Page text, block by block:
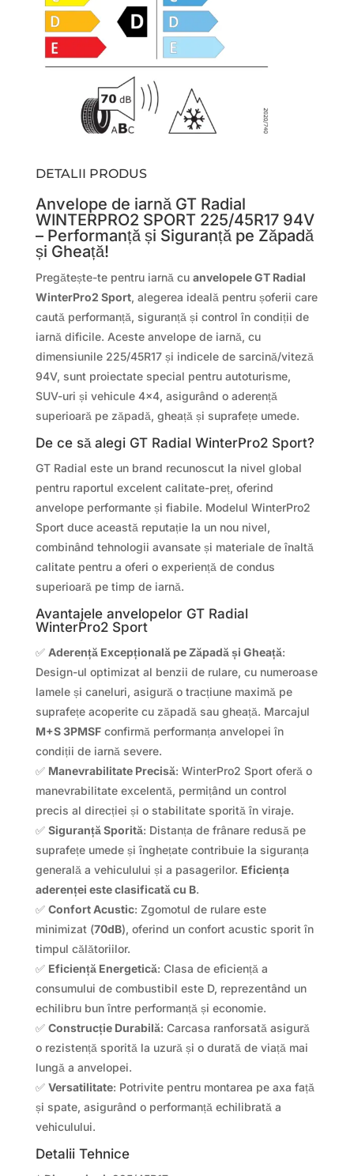
DETALII PRODUS
Anvelope de iarnă GT Radial
WINTERPRO2 SPORT 225/45R17 94V
– Performanță și Siguranță pe Zăpadă
și Gheață!
Pregătește-te pentru iarnă cu anvelopele GT Radial
WinterPro2 Sport, alegerea ideală pentru șoferii care
caută performanță, siguranță și control în condiții de
iarnă dificile. Aceste anvelope de iarnă, cu
dimensiunile 225/45R17 și indicele de sarcină/viteză
94V, sunt proiectate special pentru autoturisme,
SUV-uri și vehicule 4×4, asigurând o aderență
superioară pe zăpadă, gheață și suprafețe umede.
De ce să alegi GT Radial WinterPro2 Sport?
GT Radial este un brand recunoscut la nivel global
pentru raportul excelent calitate-preț, oferind
anvelope performante și fiabile. Modelul WinterPro2
Sport duce această reputație la un nou nivel,
combinând tehnologii avansate și materiale de înaltă
calitate pentru a oferi o experiență de condus
superioară pe timp de iarnă.
Avantajele anvelopelor GT Radial
WinterPro2 Sport
✅ Aderență Excepțională pe Zăpadă și Gheață:
Design-ul optimizat al benzii de rulare, cu numeroase
lamele și caneluri, asigură o tracțiune maximă pe
suprafețe acoperite cu zăpadă sau gheață. Marcajul
M+S 3PMSFconfirmă performanța anvelopei în
condiții de iarnă severe.
✅ Manevrabilitate Precisă: WinterPro2 Sport oferă o
manevrabilitate excelentă, permițând un control
precis al direcției și o stabilitate sporită în viraje.
✅ Siguranță Sporită: Distanța de frânare redusă pe
suprafețe umede și înghețate contribuie la siguranța
generală a vehiculului și a pasagerilor. Eficiența
aderenței este clasificată cu B.
✅ Confort Acustic: Zgomotul de rulare este
minimizat (70dB), oferind un confort acustic sporit în
timpul călătoriilor.
✅ Eficiență Energetică: Clasa de eficiență a
consumului de combustibil este D, reprezentând un
echilibru bun între performanță și economie.
✅ Construcție Durabilă: Carcasa ranforsată asigură
o rezistență sporită la uzură și o durată de viață mai
lungă a anvelopei.
✅ Versatilitate: Potrivite pentru montarea pe axa față
și spate, asigurând o performanță echilibrată a
vehiculului.
Detalii Tehnice